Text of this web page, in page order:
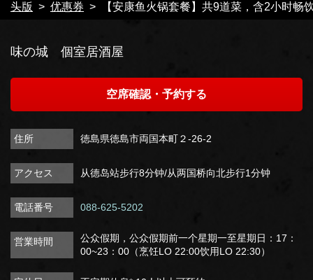
头版 优惠券 【安康鱼火锅套餐】共9道菜，含2小时畅
味の城 個室居酒屋
空席確認・予約する
住所 徳島県徳島市両国本町２-26-2
アクセス 从德岛站步行8分钟/从两国桥向北步行1分钟
電話番号 088-625-5202
営業時間
公众假期，公众假期前一个星期一至星期日：17：
00~23：00（烹饪LO 22:00饮用LO 22:30）